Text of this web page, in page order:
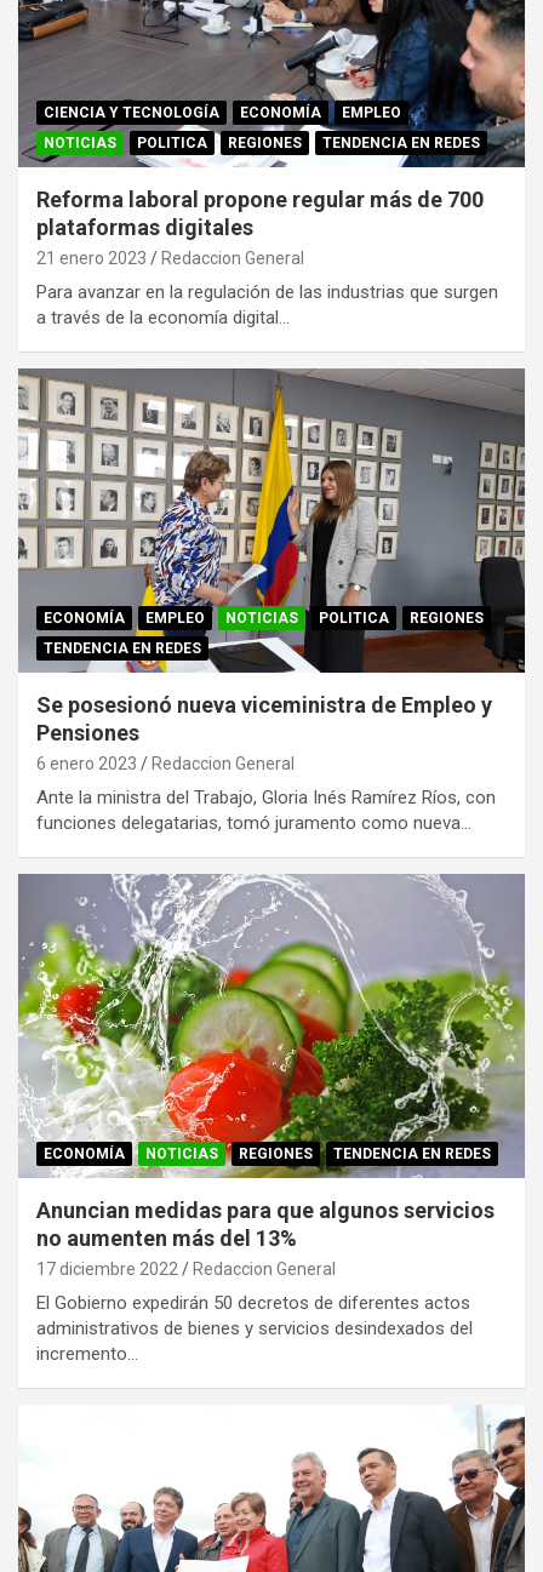
CIENCIA Y TECNOLOGÍA ECONOMÍA
EMPLEO
NOTICIAS
POLITICA REGIONES TENDENCIA EN REDES
Reforma laboral propone regular más de 700
plataformas digitales
21 enero 2023 Redaccion General
Para avanzar en la regulación de las industrias que surgen
a través de la economía digital…
ECONOMÍA EMPLEO NOTICIAS POLITICA
REGIONES
TENDENCIA EN REDES
Se posesionó nueva viceministra de Empleo y
Pensiones
6 enero 2023 Redaccion General
Ante la ministra del Trabajo, Gloria Inés Ramírez Ríos, con
funciones delegatarias, tomó juramento como nueva…
ECONOMÍA NOTICIAS REGIONES TENDENCIA EN REDES
Anuncian medidas para que algunos servicios
no aumenten más del 13%
17 diciembre 2022 Redaccion General
El Gobierno expedirán 50 decretos de diferentes actos
administrativos de bienes y servicios desindexados del
incremento…